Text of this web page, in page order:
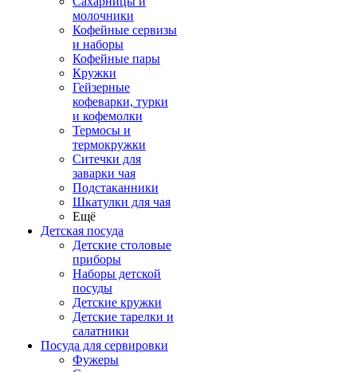
молочники
Кофейные сервизы
и наборы
Кофейные пары
Кружки
Гейзерные
кофеварки, турки
и кофемолки
Термосы и
термокружки
Ситечки для
заварки чая
Подстаканники
Шкатулки для чая
Ещё
Детская посуда
Детские столовые
приборы
Наборы детской
посуды
Детские кружки
Детские тарелки и
салатники
Посуда для сервировки
Фужеры